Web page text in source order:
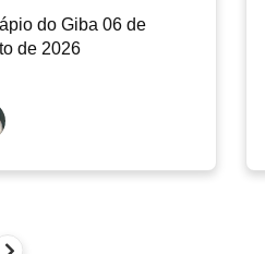
do Giba 06 de
de 2026